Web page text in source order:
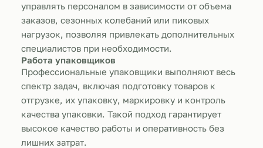
управлять персоналом в зависимости от объема
заказов, сезонных колебаний или пиковых
нагрузок, позволяя привлекать дополнительных
специалистов при необходимости.
Работа упаковщиков
Профессиональные упаковщики выполняют весь
спектр задач, включая подготовку товаров к
отгрузке, их упаковку, маркировку и контроль
качества упаковки. Такой подход гарантирует
высокое качество работы и оперативность без
лишних затрат.